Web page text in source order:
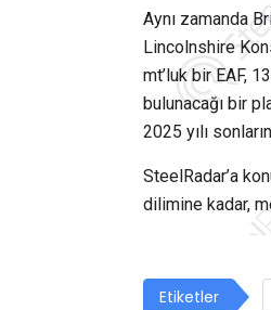
Aynı zamanda
Lincolnshire
mt’luk bir EAF,
bulunacağı bir
2025 yılı
SteelRadar’a
dilimine kadar,
Etiketler